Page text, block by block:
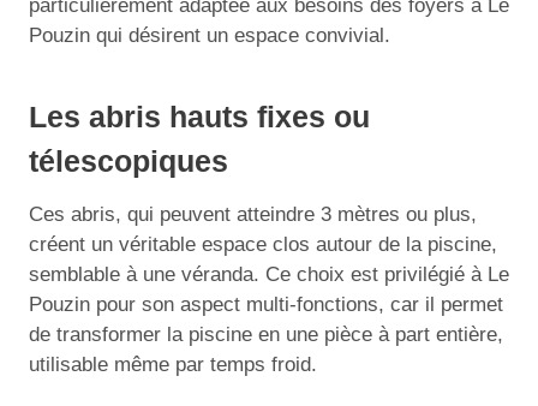
particulièrement adaptée aux besoins des foyers à Le
Pouzin qui désirent un espace convivial.
Les abris hauts fixes ou
télescopiques
Ces abris, qui peuvent atteindre 3 mètres ou plus,
créent un véritable espace clos autour de la piscine,
semblable à une véranda. Ce choix est privilégié à Le
Pouzin pour son aspect multi-fonctions, car il permet
de transformer la piscine en une pièce à part entière,
utilisable même par temps froid.